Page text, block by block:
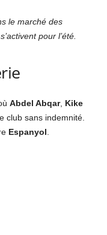
le marché des
pour l’été.
Abdel Abqar, Kike
club sans indemnité.
Espanyol.